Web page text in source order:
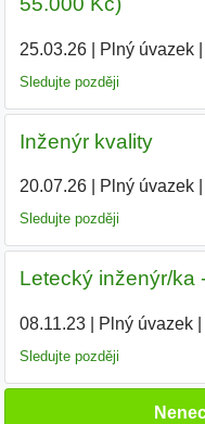
25.03.26| Plný úvazek|
Sledujte později
Inženýr kvality
20.07.26| Plný úvazek|
Sledujte později
Letecký inženýr/ka
08.11.23| Plný úvazek|
Sledujte později